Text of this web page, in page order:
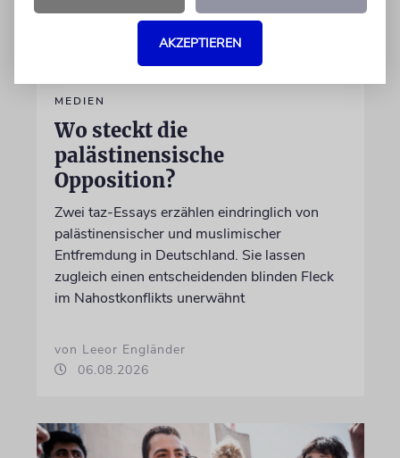
MEDIEN
Wo steckt die
palästinensische
Opposition?
Zwei taz-Essays erzählen eindringlich von
palästinensischer und muslimischer
Entfremdung in Deutschland. Sie lassen
zugleich einen entscheidenden blinden Fleck
im Nahostkonflikts unerwähnt
von Leeor Engländer
06.08.2026
AKZEPTIEREN